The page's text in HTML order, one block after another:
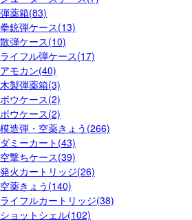
弾薬箱(83)
拳銃弾ケース(13)
散弾ケース(10)
ライフル弾ケース(17)
アモカン(40)
木製弾薬箱(3)
ボウケース(2)
ボウケース(2)
模造弾・空薬きょう(266)
ダミーカート(43)
空撃ちケース(39)
発火カートリッジ(26)
空薬きょう(140)
ライフルカートリッジ(38)
ショットシェル(102)